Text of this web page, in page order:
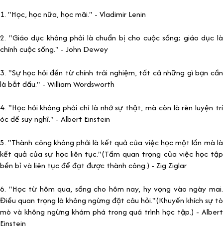
1. "Học, học nữa, học mãi." - Vladimir Lenin
2. "Giáo dục không phải là chuẩn bị cho cuộc sống; giáo dục là
chính cuộc sống." - John Dewey
3. "Sự học hỏi đến từ chính trải nghiệm, tất cả những gì bạn cần
là bắt đầu." - William Wordsworth
4. "Học hỏi không phải chỉ là nhớ sự thật, mà còn là rèn luyện trí
óc để suy nghĩ." - Albert Einstein
5. "Thành công không phải là kết quả của việc học một lần mà là
kết quả của sự học liên tục."(Tầm quan trọng của việc học tập
bền bỉ và liên tục để đạt được thành công.) - Zig Ziglar
6. "Học từ hôm qua, sống cho hôm nay, hy vọng vào ngày mai.
Điều quan trọng là không ngừng đặt câu hỏi."(Khuyến khích sự tò
mò và không ngừng khám phá trong quá trình học tập.) - Albert
Einstein